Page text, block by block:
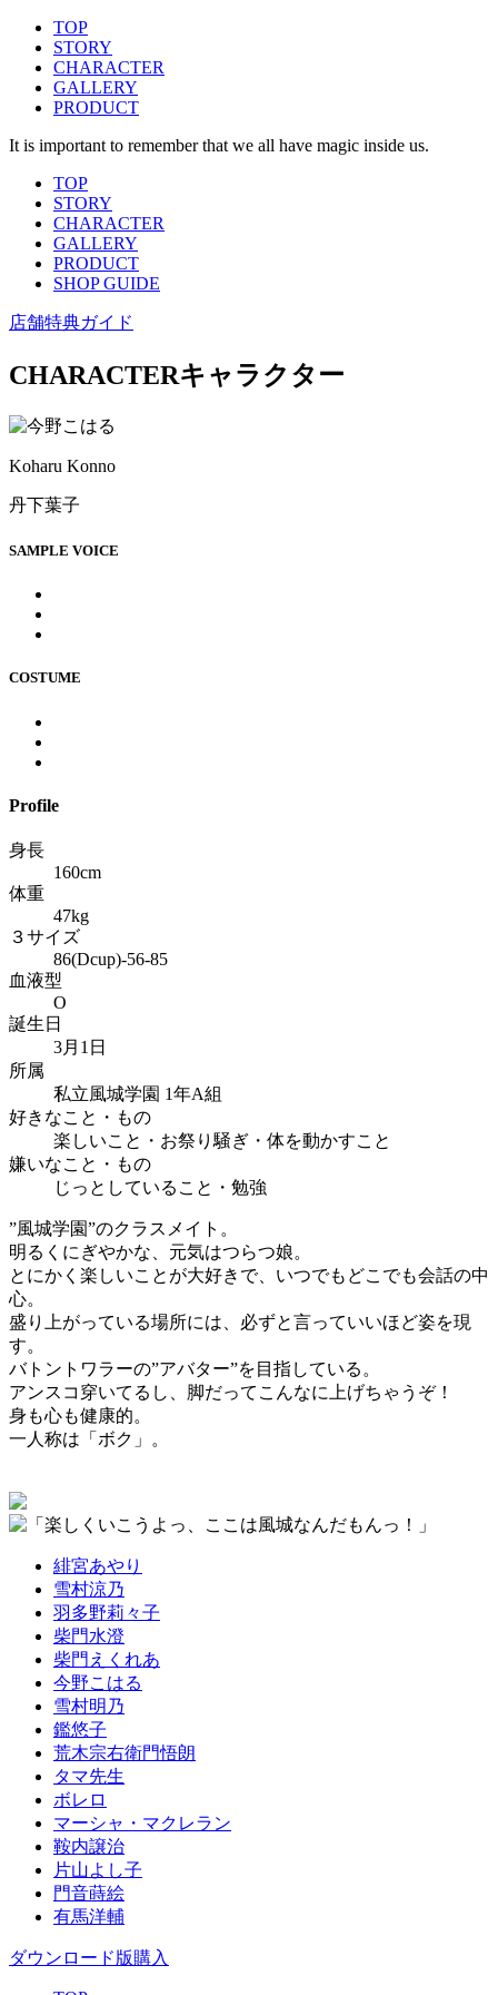
TOP
STORY
CHARACTER
GALLERY
PRODUCT
It is important to remember that we all have magic inside us.
TOP
STORY
CHARACTER
GALLERY
PRODUCT
SHOP GUIDE
店舗特典ガイド
CHARACTERキャラクター
Koharu Konno
丹下葉子
SAMPLE VOICE
COSTUME
Profile
身長
160cm
体重
47kg
３サイズ
86(Dcup)-56-85
血液型
O
誕生日
3月1日
所属
私立風城学園 1年A組
好きなこと・もの
楽しいこと・お祭り騒ぎ・体を動かすこと
嫌いなこと・もの
じっとしていること・勉強
”風城学園”のクラスメイト。
明るくにぎやかな、元気はつらつ娘。
とにかく楽しいことが大好きで、いつでもどこでも会話の中
心。
盛り上がっている場所には、必ずと言っていいほど姿を現
す。
バトントワラーの”アバター”を目指している。
アンスコ穿いてるし、脚だってこんなに上げちゃうぞ！
身も心も健康的。
一人称は「ボク」。
緋宮あやり
雪村涼乃
羽多野莉々子
柴門水澄
柴門えくれあ
今野こはる
雪村明乃
鑑悠子
荒木宗右衛門悟朗
タマ先生
ボレロ
マーシャ・マクレラン
鞍内譲治
片山よし子
門音蒔絵
有馬洋輔
ダウンロード版購入